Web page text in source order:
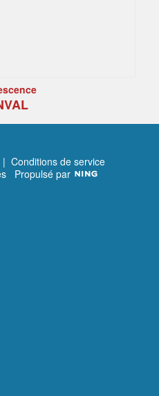
| Conditions de service
Propulsé par